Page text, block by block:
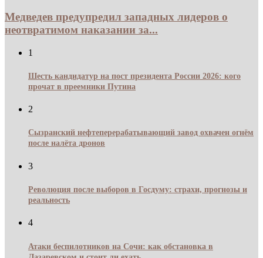
Медведев предупредил западных лидеров о
неотвратимом наказании за...
1
Шесть кандидатур на пост президента России 2026: кого
прочат в преемники Путина
2
Сызранский нефтеперерабатывающий завод охвачен огнём
после налёта дронов
3
Революция после выборов в Госдуму: страхи, прогнозы и
реальность
4
Атаки беспилотников на Сочи: как обстановка в